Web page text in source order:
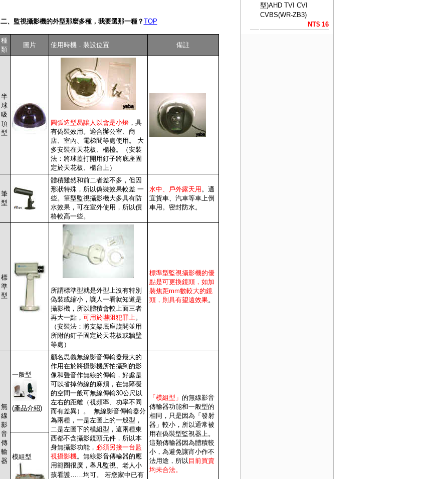
二、監視攝影機的外型那麼多種，我要選那一種？ TOP
種
類
圖片 使用時機．裝設位置 備註
半
球
吸
頂
型
圓弧造型易讓人以會是小燈，具
有偽裝效用。適合辦公室、商
店、室內、電梯間等處使用。 大
多安裝在天花板、櫃檯。（安裝
法：將球蓋打開用釘子將底座固
定於天花板、櫃台上）
筆
型
體積雖然和前二者差不多，但因
形狀特殊，所以偽裝效果較差 一
些。筆型監視攝影機大多具有防
水效果，可在室外使用，所以價
格較高一些。
水中、戶外露天用 。適
宜貨車、汽車等車上倒
車用。 密封防水。
標
準
型
所謂標準型就是外型上沒有特別
偽裝或縮小，讓人一看就知道是
攝影機，所以體積會較上面三者
再大一點， 可用於嚇阻犯罪上 。
（安裝法：將支架底座旋開並用
所附的釘子固定於天花板或牆壁
等處）
標準型監視攝影機的優
點是可更換鏡頭，如加
裝焦距mm數較大的鏡
頭，則具有望遠效果。
無
線
影
音
傳
輸
器
一般型
(產品介紹)
顧名思義無線影音傳輸器最大的
作用在於將攝影機所拍攝到的影
像和聲音作無線的傳輸，好處是
可以省掉佈線的麻煩，在無障礙
的空間一般可無線傳輸30公尺以
左右的距離（視頻率、功率不同
而有差異）
。
無線影音傳輸器分
為兩種，一是左圖上的一般型，
二是左圖下的模組型，這兩種東
西都不含攝影鏡頭元件，所以本
身無攝影功能， 必須另接一台監
視攝影機。 無線影音傳輸器的應
用範圈很廣，舉凡監視、老人小
孩看護……均可。
若您家中已有
「模組型」 的無線影音
傳輸器功能和一般型的
相同，只是因為「發射
器」較小，所以通常被
用在偽裝型監視器上。
這類傳輸器因為體積較
小，為避免讓宵小作不
法用途，所以 目前買賣
均未合法。
模組型
型)AHD TVI CVI
CVBS(WR-ZB3)
NT$ 16